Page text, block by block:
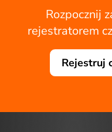
Rozpocznij
rejestratorem
Rejestruj